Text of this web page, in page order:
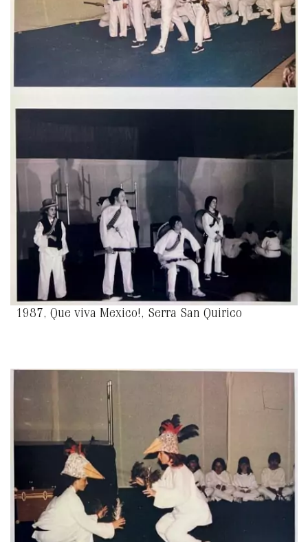
1987, Que viva Mexico!, Serra San Quirico